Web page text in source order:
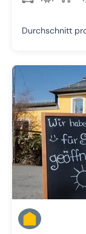
Durchschnitt